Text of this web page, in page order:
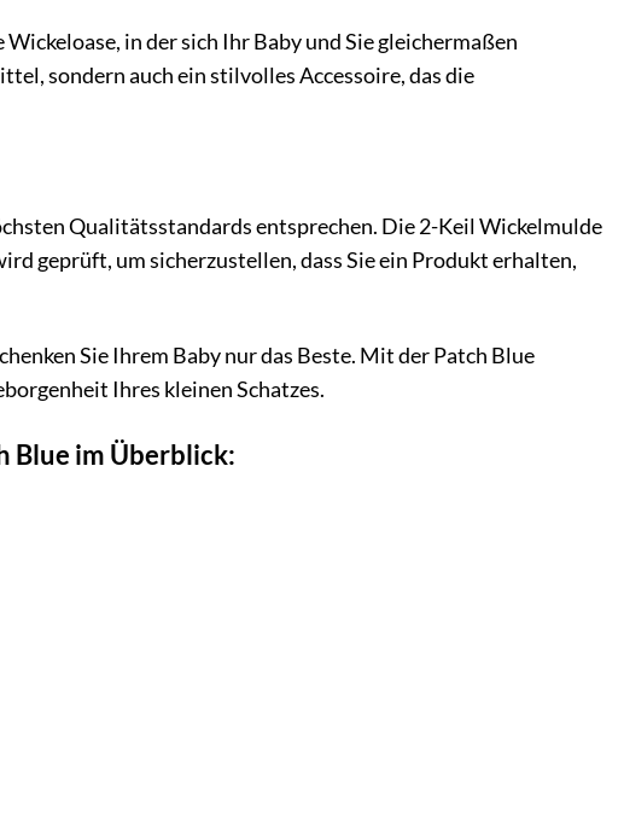
in der sich Ihr Baby und Sie gleichermaßen
sondern auch ein stilvolles Accessoire, das die
Qualitätsstandards entsprechen. Die 2-Keil Wickelmulde
geprüft, um sicherzustellen, dass Sie ein Produkt erhalten,
Sie Ihrem Baby nur das Beste. Mit der Patch Blue
Ihres kleinen Schatzes.
Blue im Überblick: